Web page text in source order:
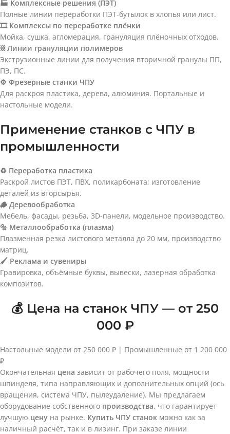
🏭 Комплексные решения (ПЭТ)
Полные линии переработки ПЭТ-бутылок в хлопья или лист.
🎞️ Комплексы по переработке плёнки
Мойка, сушка, агломерация, грануляция плёночных отходов.
⛓️ Линии грануляции полимеров
Экструзионные линии для получения вторичной гранулы ПП,
ПЭ, ПС.
⚙️ Фрезерные станки ЧПУ
Для раскроя пластика, дерева, алюминия. Портальные и
настольные модели.
Применение станков с ЧПУ в
промышленности
♻️ Переработка пластика
Раскрой листов ПЭТ, ПВХ, поликарбоната; изготовление
деталей из вторсырья.
🪵 Деревообработка
Мебель, фасады, резьба, 3D-панели, модельное производство.
🔩 Металлообработка (плазма)
Плазменная резка листового металла до 20 мм, производство
матриц.
🖌️ Реклама и сувениры
Гравировка, объёмные буквы, вывески, лазерная обработка
композитов.
💰 Цена на станок ЧПУ — от 250
000 ₽
Настольные модели от 250 000 ₽ | Промышленные от 1 200 000
₽
Окончательная цена зависит от рабочего поля, мощности
шпинделя, типа направляющих и дополнительных опций (ось
вращения, система ЧПУ, пылеудаление). Мы предлагаем
оборудование собственного производства, что гарантирует
лучшую цену на рынке. Купить ЧПУ станок можно как за
наличный расчёт, так и в лизинг. При заказе линии